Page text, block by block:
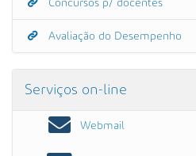
Concursos p/ docentes
Avaliação do Desempenho
Serviços on-line
Webmail